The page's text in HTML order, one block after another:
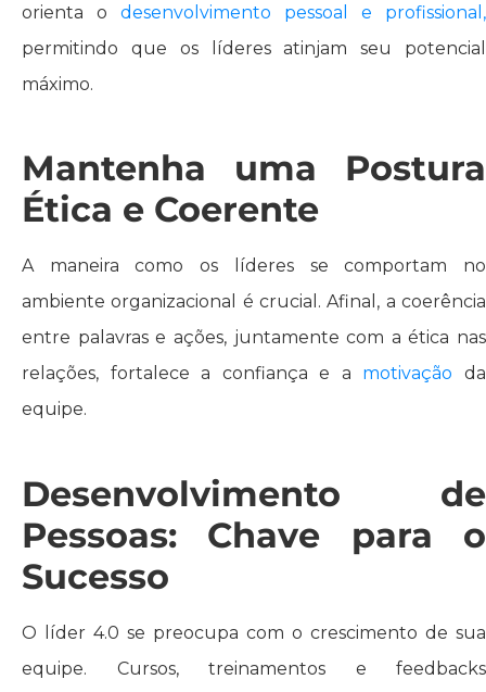
orienta o desenvolvimento pessoal e profissional,
permitindo que os líderes atinjam seu potencial
máximo.
Mantenha uma Postura
Ética e Coerente
A maneira como os líderes se comportam no
ambiente organizacional é crucial. Afinal, a coerência
entre palavras e ações, juntamente com a ética nas
relações, fortalece a confiança e a motivaçãoda
equipe.
Desenvolvimento de
Pessoas: Chave para o
Sucesso
O líder 4.0 se preocupa com o crescimento de sua
equipe. Cursos, treinamentos e feedbacks